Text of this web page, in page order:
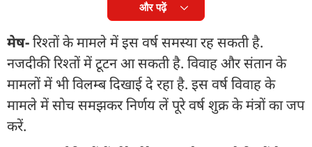
और पढ़ें
मेष-रिश्तों के मामले में इस वर्ष समस्या रह सकती है.
नजदीकी रिश्तों में टूटन आ सकती है. विवाह और संतान के
मामलों में भी विलम्ब दिखाई दे रहा है. इस वर्ष विवाह के
मामले में सोच समझकर निर्णय लें पूरे वर्ष शुक्र के मंत्रों का जप
करें.